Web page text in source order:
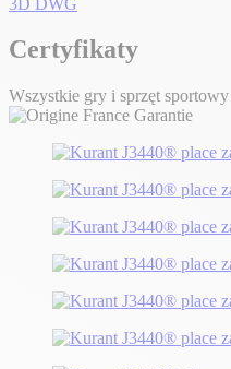
Certyfikaty
Wszystkie gry i sprzęt